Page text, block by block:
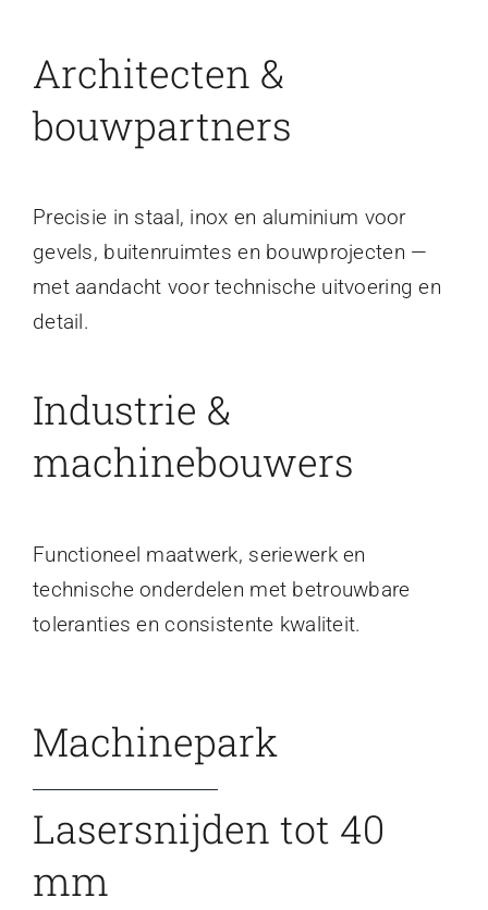
Architecten &
bouwpartners
Precisie in staal, inox en aluminium voor
gevels, buitenruimtes en bouwprojecten —
met aandacht voor technische uitvoering en
detail.
Industrie &
machinebouwers
Functioneel maatwerk, seriewerk en
technische onderdelen met betrouwbare
toleranties en consistente kwaliteit.
Machinepark
Lasersnijden tot 40
mm